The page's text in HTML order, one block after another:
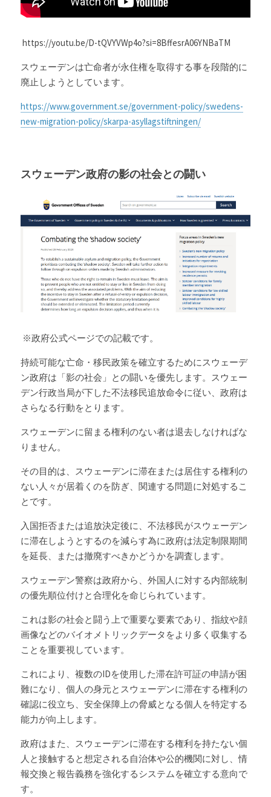
https://youtu.be/D-tQVYVWp4o?si=8BffesrA06YNBaTM
スウェーデンは亡命者が永住権を取得する事を段階的に
廃止しようとしています。
https://www.government.se/government-policy/swedens-
new-migration-policy/skarpa-asyllagstiftningen/
スウェーデン政府の影の社会との闘い
※政府公式ページでの記載です。
持続可能な亡命・移民政策を確立するためにスウェーデ
ン政府は「影の社会」との闘いを優先します。スウェー
デン行政当局が下した不法移民追放命令に従い、政府は
さらなる行動をとります。
スウェーデンに留まる権利のない者は退去しなければな
りません。
その目的は、スウェーデンに滞在または居住する権利の
ない人々が居着くのを防ぎ、関連する問題に対処するこ
とです。
入国拒否または追放決定後に、不法移民がスウェーデン
に滞在しようとするのを減らす為に政府は法定制限期間
を延長、または撤廃すべきかどうかを調査します。
スウェーデン警察は政府から、外国人に対する内部統制
の優先順位付けと合理化を命じられています。
これは影の社会と闘う上で重要な要素であり、指紋や顔
画像などのバイオメトリックデータをより多く収集する
ことを重要視しています。
これにより、複数のIDを使用した滞在許可証の申請が困
難になり、個人の身元とスウェーデンに滞在する権利の
確認に役立ち、安全保障上の脅威となる個人を特定する
能力が向上します。
政府はまた、スウェーデンに滞在する権利を持たない個
人と接触すると想定される自治体や公的機関に対し、情
報交換と報告義務を強化するシステムを確立する意向で
す。